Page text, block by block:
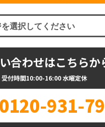
合わせはこちらか
受付時間10:00-16:00 水曜定休
0120-931-